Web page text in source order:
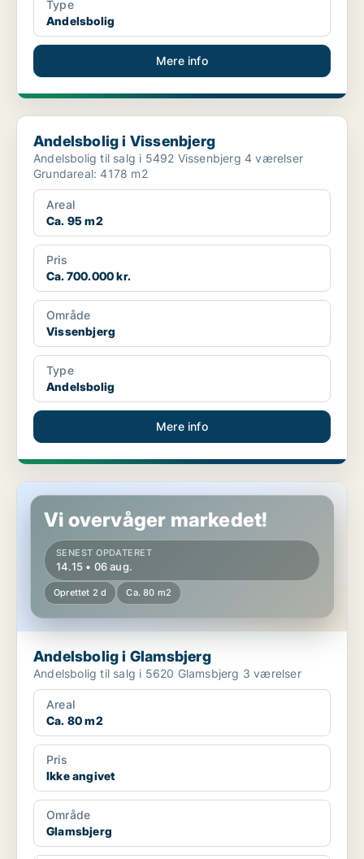
Type
Andelsbolig
Mere info
Andelsbolig i Vissenbjerg
Andelsbolig i Vissenbjerg
Andelsbolig til salg i 5492 Vissenbjerg 4 værelser
Grundareal: 4178 m2
Areal
Ca. 95 m2
Pris
Ca. 700.000 kr.
Område
Vissenbjerg
Type
Andelsbolig
Mere info
Andelsbolig i Glamsbjerg
Vi overvåger markedet!
SENEST OPDATERET
14.15 • 06 aug.
Oprettet 2 d Ca. 80 m2
Andelsbolig i Glamsbjerg
Andelsbolig til salg i 5620 Glamsbjerg 3 værelser
Areal
Ca. 80 m2
Pris
Ikke angivet
Område
Glamsbjerg